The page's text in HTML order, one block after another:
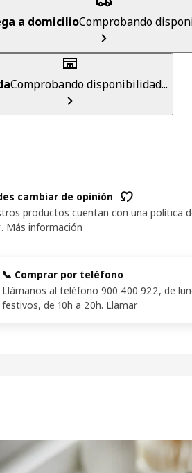
a domicilioComprobando
Comprobando disponibilidad...
cambiar de opinión
productos cuentan con una política
Más información
📞 Comprar por teléfono
Llámanos al teléfono 900 400 922, de
festivos, de 10h a 20h. Llamar